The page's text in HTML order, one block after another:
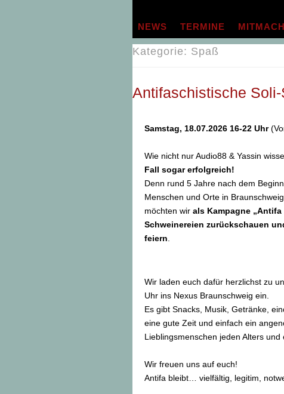
Inhalt
springen
NEWS TERMINE
Kategorie: Spaß
Antifaschistische
Samstag, 18.07.2026 16-22 Uhr
Wie nicht nur Audio88 & Yassin
Fall sogar erfolgreich!
Denn rund 5 Jahre nach dem
Menschen und Orte in
möchten wir als Kampagne
Schweinereien zurückschauen
feiern
Wir laden euch dafür herzlichst zu
Uhr ins Nexus Braunschweig ein.
Es gibt Snacks, Musik, Getränke,
eine gute Zeit und einfach ein
Lieblingsmenschen jeden Alters und
Wir freuen uns auf euch!
Antifa bleibt… vielfältig, legitim,